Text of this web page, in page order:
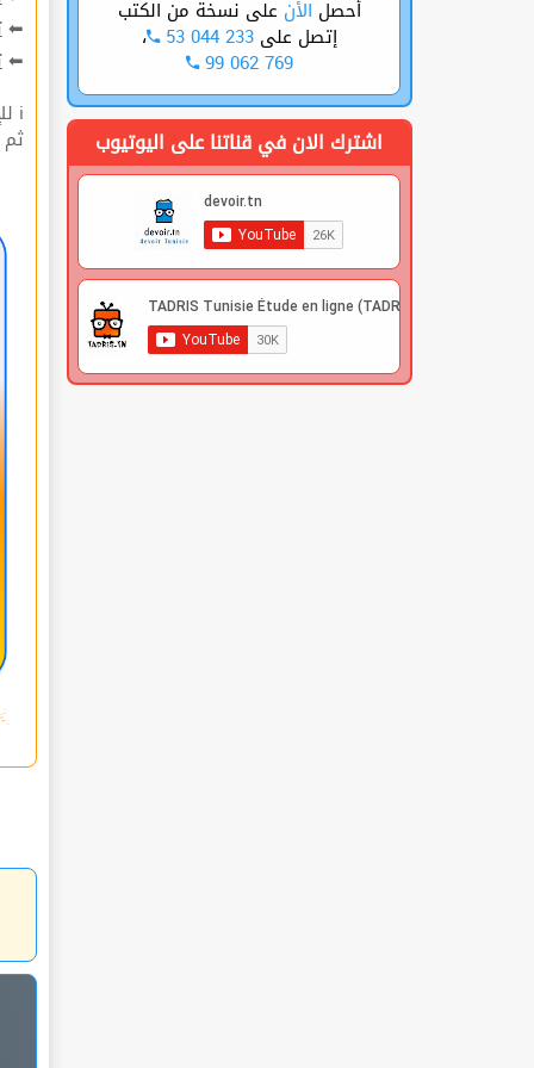
⬅
⬅
ℹ للإشتراك قوم بعملية التسجيل🔐 في الموقع |
أحصل الأن على نسخة من الكتب
إتصل على53 044 233 ،
99 062 769
اشترك الان في قناتنا على اليوتيوب